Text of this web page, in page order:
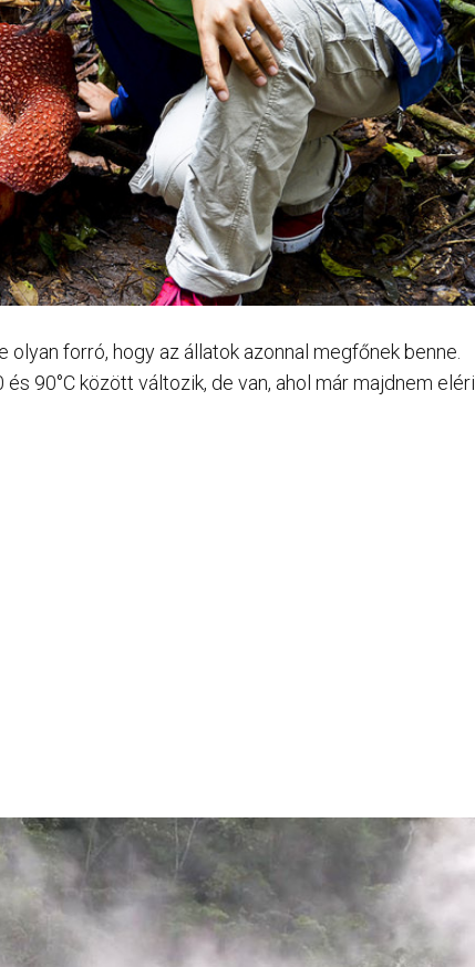
forró, hogy az állatok azonnal megfőnek benne.
90°C között változik, de van, ahol már majdnem eléri